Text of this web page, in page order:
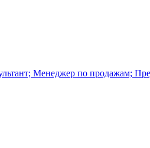
Менеджер по продажам;